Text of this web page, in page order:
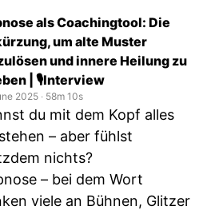
als Coachingtool: Die
um alte Muster
und innere Heilung zu
| 🎙️Interview
2025 ‧ 58m 10s
du mit dem Kopf alles
– aber fühlst
nichts?
– bei dem Wort
viele an Bühnen, Glitzer